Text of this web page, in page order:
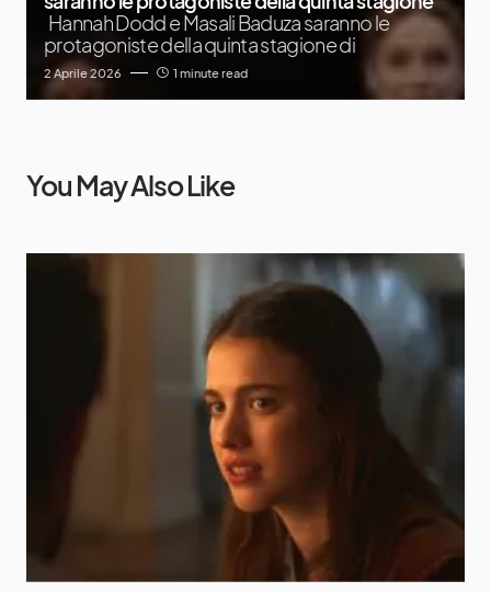
Hannah Dodd e Masali Baduza saranno le
protagoniste della quinta stagione di
2 Aprile 2026 1 minute read
You May Also Like